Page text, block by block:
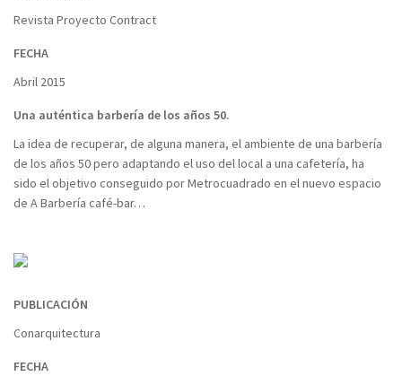
Revista Proyecto Contract
FECHA
Abril 2015
Una auténtica barbería de los años 50.
La idea de recuperar, de alguna manera, el ambiente de una barbería
de los años 50 pero adaptando el uso del local a una cafetería, ha
sido el objetivo conseguido por Metrocuadrado en el nuevo espacio
de A Barbería café-bar…
PUBLICACIÓN
Conarquitectura
FECHA